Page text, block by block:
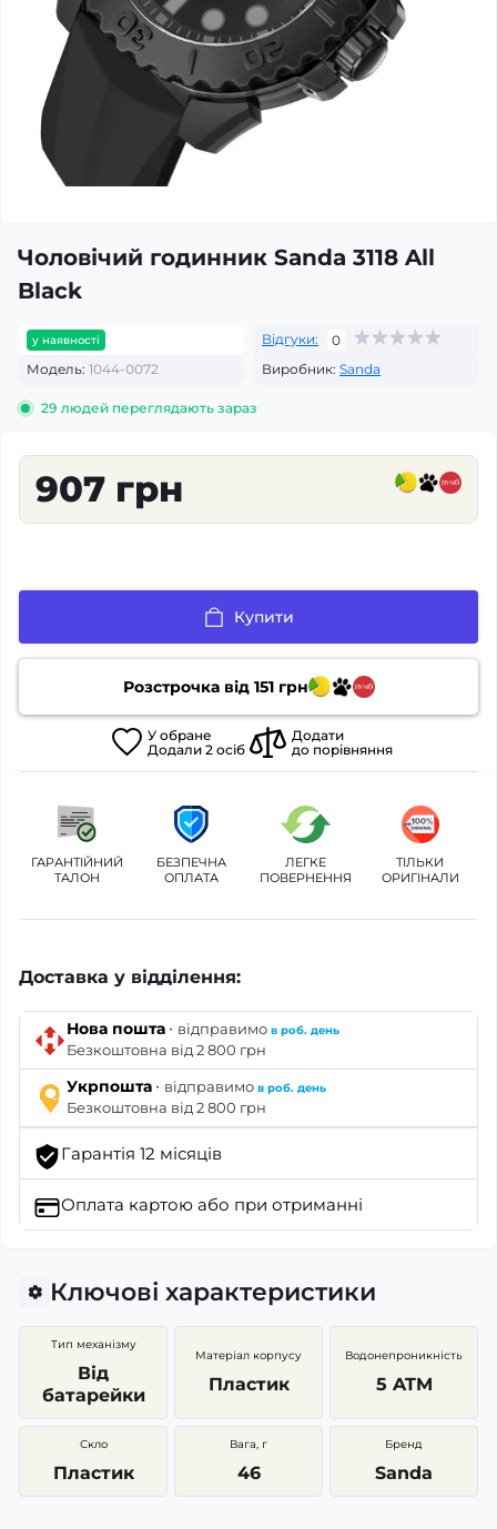
Чоловічий годинник Sanda 3118 All
Black
у наявності Відгуки:
0
Модель: 1044-0072 Виробник: Sanda
29 людей переглядають зараз
907 грн
Купити
Розстрочка від 151грн
У обране
Додали 2осіб
Додати
до порівняння
ГАРАНТІЙНИЙ
ТАЛОН
БЕЗПЕЧНА
ОПЛАТА
ЛЕГКЕ
ПОВЕРНЕННЯ
ТІЛЬКИ
ОРИГІНАЛИ
Доставка у відділення:
Нова пошта · відправимо в роб. день
Безкоштовна від 2 800 грн
Укрпошта · відправимо в роб. день
Безкоштовна від 2 800 грн
Гарантія 12 місяців
Оплата картою або при отриманні
Ключові характеристики
Тип механізму
Від
батарейки
Матеріал корпусу
Пластик
Водонепроникність
5 ATM
Скло
Пластик
Вага, г
46
Бренд
Sanda